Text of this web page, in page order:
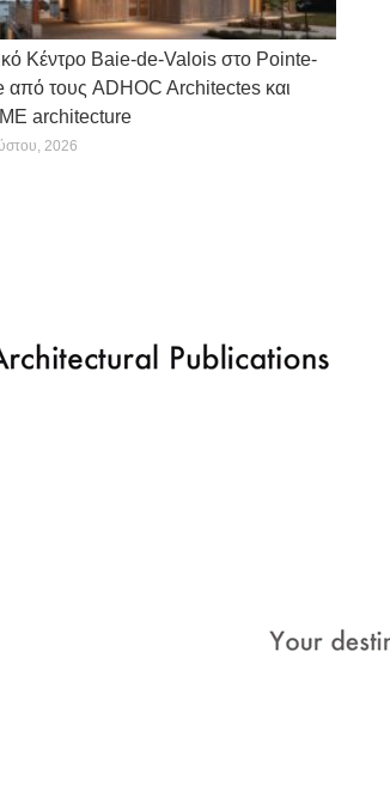
Κέντρο Baie-de-Valois στο Pointe-
από τους ADHOC Architectes και
architecture
2026